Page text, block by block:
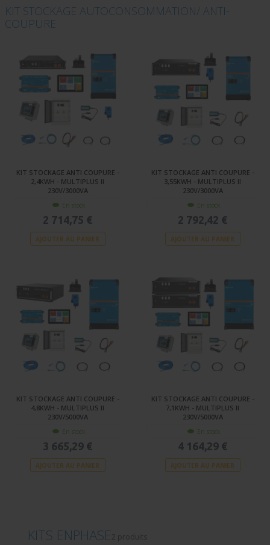
KIT STOCKAGE AUTOCONSOMMATION/ ANTI-
COUPURE
KIT STOCKAGE ANTI COUPURE -
2,4KWH - MULTIPLUS II
230V/3000VA
En stock
2 714,75 €
AJOUTER AU PANIER
KIT STOCKAGE ANTI COUPURE -
3,55KWH - MULTIPLUS II
230V/3000VA
En stock
2 792,42 €
AJOUTER AU PANIER
KIT STOCKAGE ANTI COUPURE -
4,8KWH - MULTIPLUS II
230V/5000VA
En stock
3 665,29 €
AJOUTER AU PANIER
KIT STOCKAGE ANTI COUPURE -
7,1KWH - MULTIPLUS II
230V/5000VA
En stock
4 164,29 €
AJOUTER AU PANIER
KITS ENPHASE2 produits